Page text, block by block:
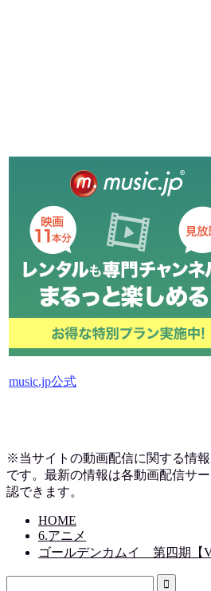
music.jp公式
※当サイトの動画配信に関する情
です。最新の情報は各動画配信サ
認できます。
HOME
6.アニメ
ゴールデンカムイ 第四期【